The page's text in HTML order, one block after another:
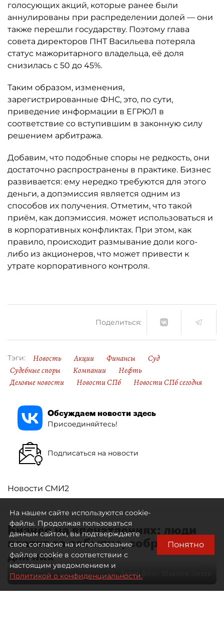
голосующих акций, которые ранее были
аннулированы при распределении долей — они
также перешли государству. Поэтому глава
совета директоров ПНТ Васильева потеряла
статус мажоритарного владельца, её доля
снизилась с 50 до 45%.
Таким образом, изменения,
зарегистрированные ФНС, это, по сути,
приведение информации в ЕГРЮЛ в
соответствие со вступившим в законную силу
решением арбитража.
Добавим, что подобные споры не редкость, они
достаточно распространены в практике. Бизнес
развивается: ему нередко требуются для этого
деньги, а допэмиссия является одним из
способов их получения. Отметим, что такой
приём, как допэмиссия. может использоваться и
в корпоративных конфликтах. При этом, как
правило, происходит размывание доли кого-
либо из акционеров, что может привести к
утрате корпоративного контроля.
Поделиться:
Тэги: Новость Акции Финансы
Суд
Судебные споры
Компании
Нефть
Деловые новости
Новости СПб Новости СПб сегодня
Обсуждаем новости здесь
Присоединяйтесь!
Подписаться на новости
Новости СМИ2
Бизнес на впечатлениях: люди
платят за событие, собранное
для них
Автор фото:
На нашем сайте используются cookie-
файлы. Продолжая пользоваться
данным сайтом, вы подтверждаете
свое согласие на использование
файлов cookie в соответствии с
настоящим уведомлением и
Политикой о конфиденциальности.
Понятно